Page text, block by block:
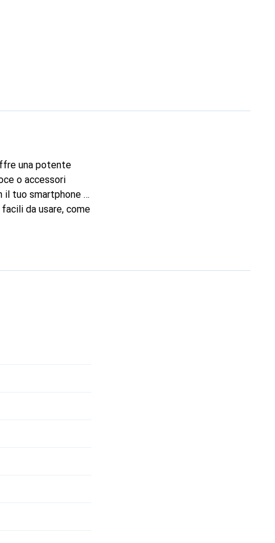
una potente
o accessori
il tuo smartphone o
da usare, come